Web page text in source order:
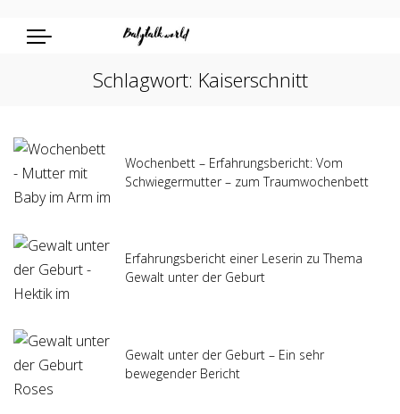
Schlagwort: Kaiserschnitt
Wochenbett – Erfahrungsbericht: Vom
Schwiegermutter – zum Traumwochenbett
Erfahrungsbericht einer Leserin zu Thema
Gewalt unter der Geburt
Gewalt unter der Geburt – Ein sehr
bewegender Bericht